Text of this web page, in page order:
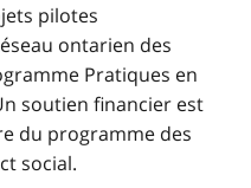
pilotes
ontarien des
Pratiques en
soutien financier est
du programme des
social.